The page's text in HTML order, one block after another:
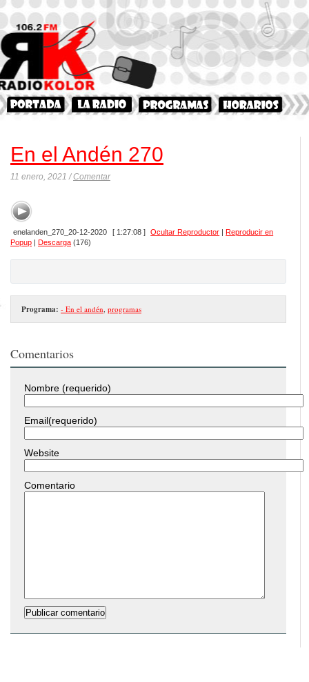
En el Andén 270
11 enero, 2021 /Comentar
enelanden_270_20-12-2020 [ 1:27:08 ] Ocultar Reproductor |Reproducir en
Popup | Descarga (176)
Programa: - En el andén programas
Comentarios
Nombre (requerido)
Email(requerido)
Website
Comentario